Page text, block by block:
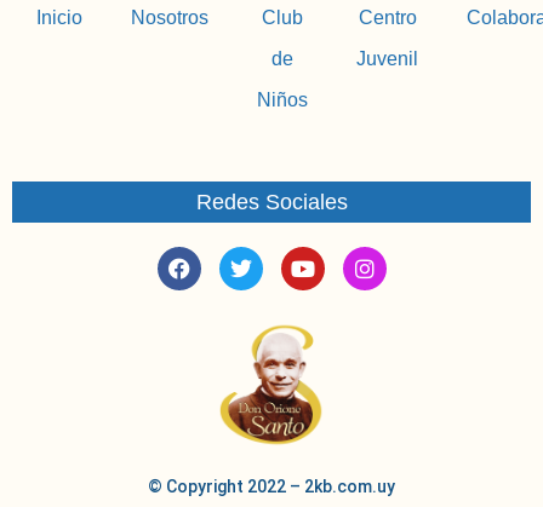
Inicio Nosotros
Club
de
Niños
Centro
Juvenil
Redes Sociales
© Copyright 2022 – 2kb.com.uy